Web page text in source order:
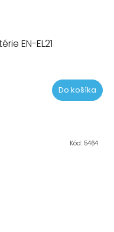
EN-EL21
Do košíka
Kód: 5464